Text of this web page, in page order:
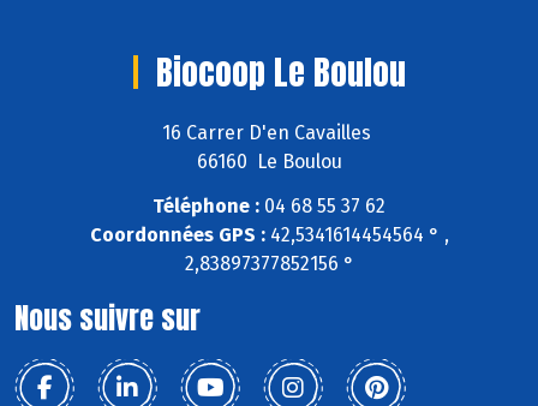
Biocoop Le Boulou
16 Carrer D'en Cavailles
66160 Le Boulou
Téléphone : 04 68 55 37 62
Coordonnées GPS :42,5341614454564 ° ,
2,83897377852156 °
Nous suivre sur